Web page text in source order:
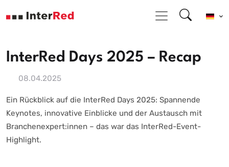
InterRed Days 2025 – Recap
08.04.2025
Ein Rückblick auf die InterRed Days 2025: Spannende
Keynotes, innovative Einblicke und der Austausch mit
Branchenexpert:innen – das war das InterRed-Event-
Highlight.